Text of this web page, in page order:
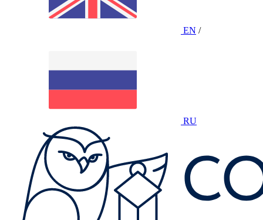
EN /
RU